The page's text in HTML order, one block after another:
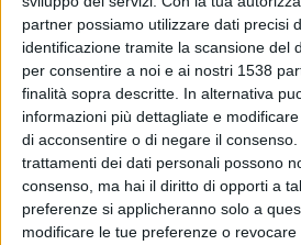
partner possiamo utilizzare dati precisi
identificazione tramite la scansione del
per consentire a noi e ai nostri 1538
finalità sopra descritte. In alternativa
informazioni più dettagliate e
di acconsentire o di negare il consenso.
trattamenti dei dati personali possono
consenso, ma hai il diritto di opporti a
preferenze si applicheranno solo a
modificare le tue preferenze o
necessari per l’ottenimento
status di rifugiato.
Equivalenti ai C.A.S anche i
accoglienza per richiedenti asilo,
medesima funzione di
migranti giunti in Italia